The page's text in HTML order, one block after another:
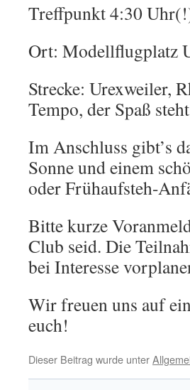
Treffpunkt 4:30
Ort: Modellflugplatz
Strecke: Urexweiler,
Tempo, der Spaß
Im Anschluss gibt’s
Sonne und einem
oder Frühaufsteh-
Bitte kurze
Club seid. Die
bei Interesse
Wir freuen uns auf
euch!
Dieser Beitrag wurde unter